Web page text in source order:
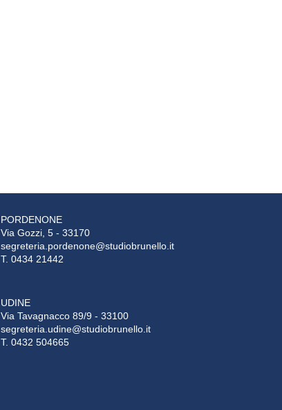
PORDENONE
Via Gozzi, 5 - 33170
segreteria.pordenone@studiobrunello.it
T. 0434 21442
UDINE
Via Tavagnacco 89/9 - 33100
segreteria.udine@studiobrunello.it
T. 0432 504665